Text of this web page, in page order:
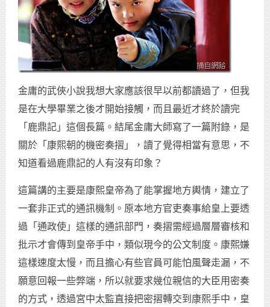
金庸的武俠小說我想大家應該很早以前都讀過了，但我
是在大學畢業之後才開始接觸，而且最近才終於讀完
「鹿鼎記」這個長篇。結尾金庸大師寫了一篇附錄，是
關於「康熙朝的機密奏摺」，讀了覺得相當有意思，不
知道看過鹿鼎記的人有沒有印象？
這篇講的主要是康熙皇帝為了能掌握地方輿情，建立了
一套非正式的通訊機制。原本地方官吏奏事給皇上要透
過「通政使」這樣的通訊部門，奏摺需經過層層審核和
批示才會傳到皇帝手中，類似現今的公文制度。康熙嫌
這樣速度太慢，而且擔心有些官員可能怕風聲走漏，不
願意回報一些弊端，所以就要求幾位親信的大臣用密奏
的方式，透過宮中太監直接把密摺轉交到康熙手中，皇